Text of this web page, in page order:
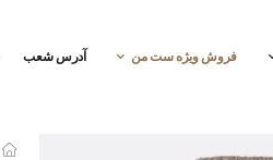
فروش ویژه ست من آدرس شعب